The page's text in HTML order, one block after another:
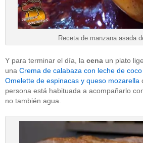
Receta de manzana asada
Y para terminar el día, la cena un plato
una Crema de calabaza con leche de
Omelette de espinacas y queso mozarella
persona está habituada a acompañarlo
no también agua.